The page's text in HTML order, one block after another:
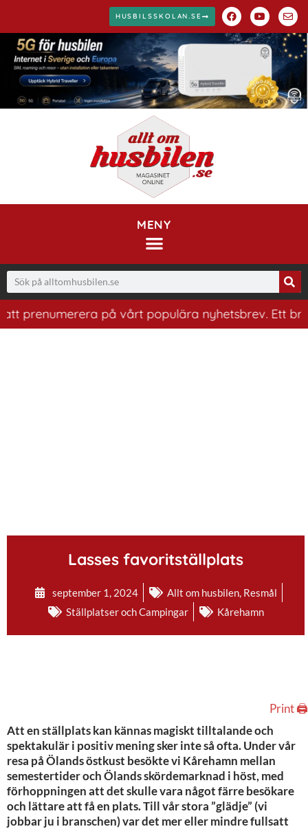
HUSBILSSKOLAN.SE
MENY
på vårt populära nyhetsbrev. Ett bra
Lasses favoritställplats
september 1, 2024 Allt om husbilen, Resmål
Ställplatser och Campingar
Kårehamn
Print 🖨
Att en ställplats kan kännas magiskt tilltalande och
spektakulär i positiv mening sker inte så ofta. Under vår
resa på Ölands östkust besökte vi Kårehamn mellan
semestertider och Ölands skördemarknad i höst, med
förhoppningen att det skulle vara något färre besökare
och lättare att få en plats. Till vår stora ”glädje” (vi
jobbar ju i branschen) var det mer eller mindre fullsatt